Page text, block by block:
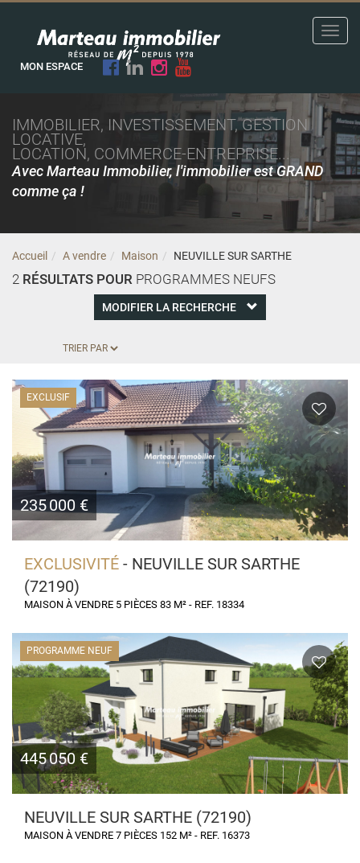
MON ESPACE
IMMOBILIER, INVESTISSEMENT, GESTION
LOCATIVE,
LOCATION, COMMERCE-ENTREPRISE...
Avec Marteau Immobilier, l'immobilier est GRAND
comme ça !
Accueil A vendre Maison NEUVILLE SUR SARTHE
2 RÉSULTATS POUR PROGRAMMES NEUFS
MODIFIER LA RECHERCHE
EXCLUSIF
235 000 €
EXCLUSIVITÉ - NEUVILLE SUR SARTHE
(72190)
MAISON À VENDRE 5 PIÈCES 83 M² - REF. 18334
PROGRAMME NEUF
445 050 €
NEUVILLE SUR SARTHE (72190)
MAISON À VENDRE 7 PIÈCES 152 M² - REF. 16373